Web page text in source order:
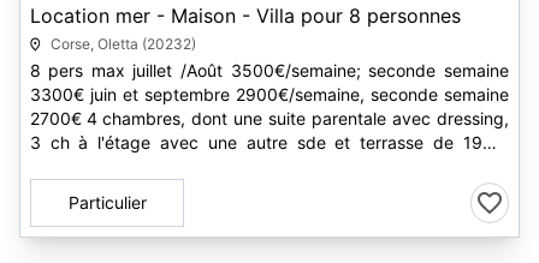
Location mer - Maison - Villa pour 8 personnes
Corse, Oletta (20232)
8 pers max juillet /Août 3500€/semaine; seconde semaine
3300€ juin et septembre 2900€/semaine, seconde semaine
2700€ 4 chambres, dont une suite parentale avec dressing,
3 ch à l'étage avec une autre sde et terrasse de 19m²;
Particulier